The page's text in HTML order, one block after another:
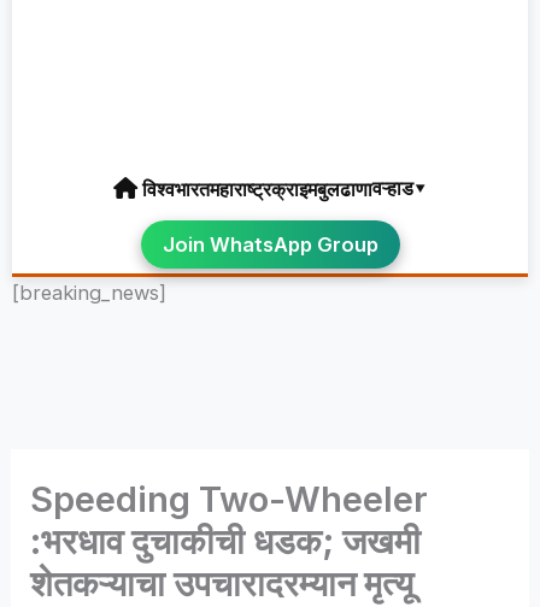
विश्वभारतमहाराष्ट्रक्राइमबुलढाणावऱ्हाड▾
Join WhatsApp Group
[breaking_news]
Speeding Two-Wheeler
:भरधाव दुचाकीची धडक; जखमी
शेतकऱ्याचा उपचारादरम्यान मृत्यू